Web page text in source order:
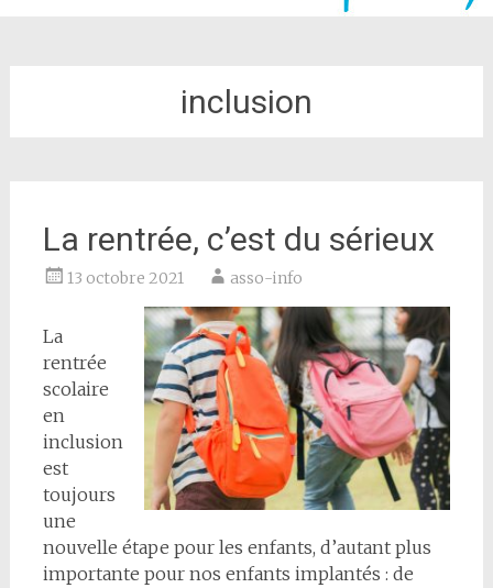
inclusion
La rentrée, c’est du sérieux
13 octobre 2021 asso-info
La
rentrée
scolaire
en
inclusion
est
toujours
une
nouvelle étape pour les enfants, d’autant plus
importante pour nos enfants implantés : de